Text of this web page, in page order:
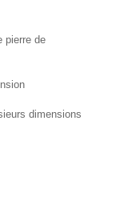
pierre de
dimensions